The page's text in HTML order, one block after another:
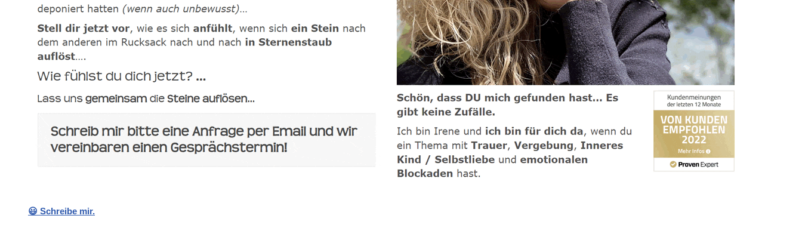
😃 Schreibe mir.